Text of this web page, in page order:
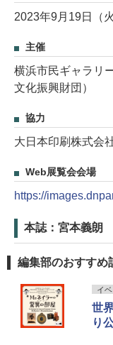
2023年9月19日（
主催
横浜市民ギャラリ
文化振興財団）
協力
大日本印刷株式会
Web展覧会会場
https://
本誌：宮本義朗
編集部のおすすめ
イ
世
り